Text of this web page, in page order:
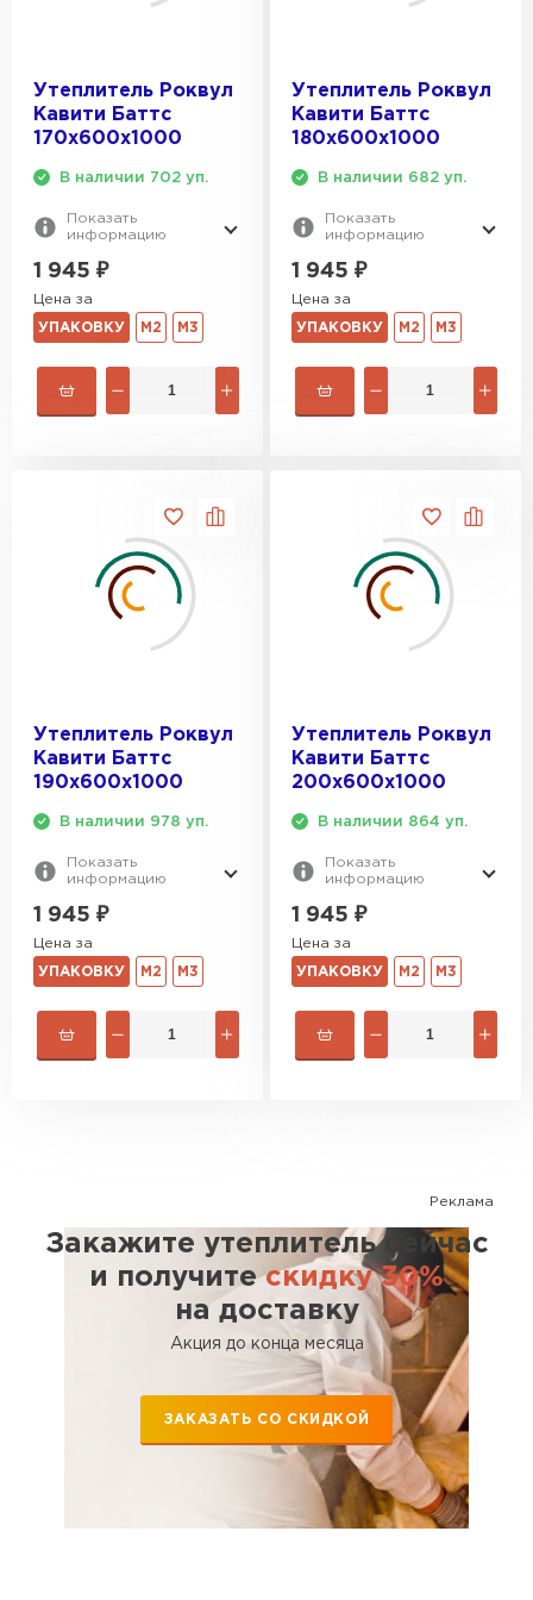
Утеплитель Роквул
Кавити Баттс
170х600х1000
В наличии 702 уп.
Показать
информацию
1 945 ₽
Цена за
УПАКОВКУ М2 М3
Утеплитель Роквул
Кавити Баттс
180х600х1000
В наличии 682 уп.
Показать
информацию
1 945 ₽
Цена за
УПАКОВКУ М2 М3
Утеплитель Роквул
Кавити Баттс
190х600х1000
В наличии 978 уп.
Показать
информацию
1 945 ₽
Цена за
УПАКОВКУ М2 М3
Утеплитель Роквул
Кавити Баттс
200х600х1000
В наличии 864 уп.
Показать
информацию
1 945 ₽
Цена за
УПАКОВКУ М2 М3
Реклама
Закажите утеплитель сейчас
и получитескидку 30%
на доставку
Акция до конца месяца
ЗАКАЗАТЬ СО СКИДКОЙ